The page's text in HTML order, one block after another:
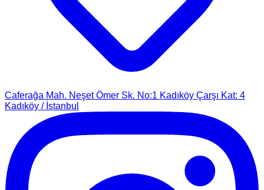
Caferağa Mah. Neşet Ömer Sk. No:1 Kadıköy Çarşı Kat: 4
Kadıköy / İstanbul